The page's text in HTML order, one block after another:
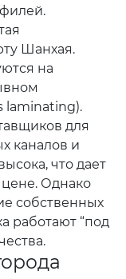
Шанхая.
на
laminating).
для
каналов и
что дает
Однако
собственных
работают “под